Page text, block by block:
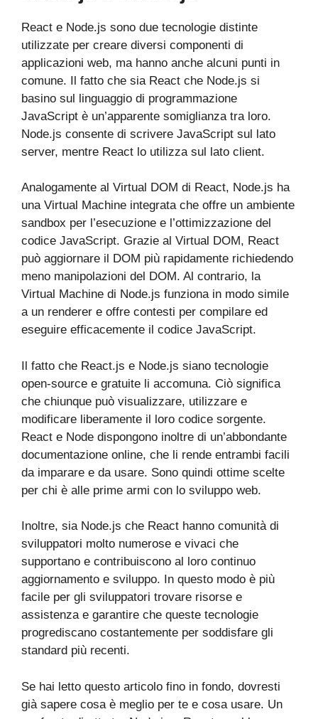
React e Node.js sono due tecnologie distinte
utilizzate per creare diversi componenti di
applicazioni web, ma hanno anche alcuni punti in
comune. Il fatto che sia React che Node.js si
basino sul linguaggio di programmazione
JavaScript è un’apparente somiglianza tra loro.
Node.js consente di scrivere JavaScript sul lato
server, mentre React lo utilizza sul lato client.
Analogamente al Virtual DOM di React, Node.js ha
una Virtual Machine integrata che offre un ambiente
sandbox per l’esecuzione e l’ottimizzazione del
codice JavaScript. Grazie al Virtual DOM, React
può aggiornare il DOM più rapidamente richiedendo
meno manipolazioni del DOM. Al contrario, la
Virtual Machine di Node.js funziona in modo simile
a un renderer e offre contesti per compilare ed
eseguire efficacemente il codice JavaScript.
Il fatto che React.js e Node.js siano tecnologie
open-source e gratuite li accomuna. Ciò significa
che chiunque può visualizzare, utilizzare e
modificare liberamente il loro codice sorgente.
React e Node dispongono inoltre di un’abbondante
documentazione online, che li rende entrambi facili
da imparare e da usare. Sono quindi ottime scelte
per chi è alle prime armi con lo sviluppo web.
Inoltre, sia Node.js che React hanno comunità di
sviluppatori molto numerose e vivaci che
supportano e contribuiscono al loro continuo
aggiornamento e sviluppo. In questo modo è più
facile per gli sviluppatori trovare risorse e
assistenza e garantire che queste tecnologie
progrediscano costantemente per soddisfare gli
standard più recenti.
Se hai letto questo articolo fino in fondo, dovresti
già sapere cosa è meglio per te e cosa usare. Un